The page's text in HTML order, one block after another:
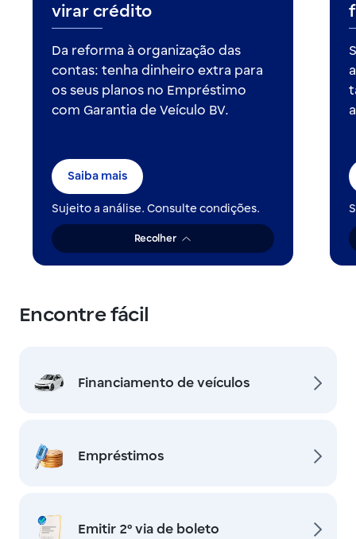
virar crédito
Da reforma à organização das
contas: tenha dinheiro extra para
os seus planos no Empréstimo
com Garantia de Veículo BV.
Saiba mais
Sujeito a análise. Consulte condições.
Recolher
Encontre fácil
Financiamento de veículos
Empréstimos
Emitir 2º via de boleto